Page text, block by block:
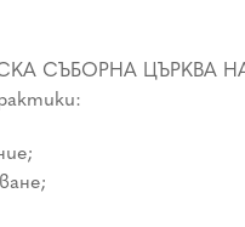
СЪБОРНА ЦЪРКВА НА